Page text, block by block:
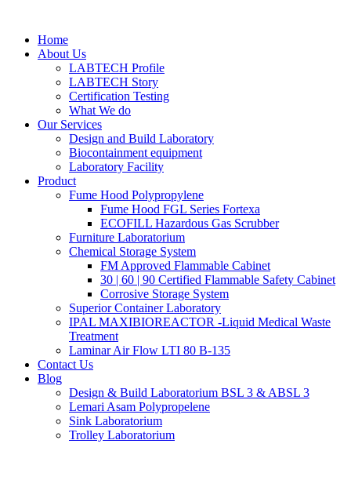
contentHome
About Us
LABTECH Profile
LABTECH Story
Certification Testing
What We do
Our Services
Design and Build Laboratory
Biocontainment equipment
Laboratory Facility
Product
Fume Hood Polypropylene
Fume Hood FGL Series Fortexa
ECOFILL Hazardous Gas Scrubber
Furniture Laboratorium
Chemical Storage System
FM Approved Flammable Cabinet
30 | 60 | 90 Certified Flammable Safety Cabinet
Corrosive Storage System
Superior Container Laboratory
IPAL MAXIBIOREACTOR -Liquid Medical Waste
Treatment
Laminar Air Flow LTI 80 B-135
Contact Us
Blog
Design & Build Laboratorium BSL 3 & ABSL 3
Lemari Asam Polypropelene
Sink Laboratorium
Trolley Laboratorium